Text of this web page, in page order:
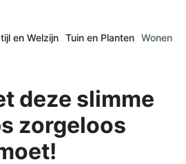
en Welzijn Tuin en Planten Wonen
deze slimme
zorgeloos